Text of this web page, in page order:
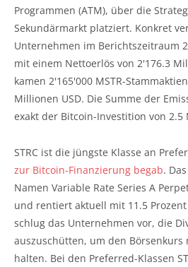
Programmen (ATM), über die
Sekundärmarkt platziert. Konkret
Unternehmen im Berichtszeitraum
mit einem Nettoerlös von 2'176.3
kamen 2'165'000 MSTR-
Millionen USD. Die Summe der
exakt der Bitcoin-Investition von 2.5
STRC ist die jüngste Klasse an
zur Bitcoin-Finanzierung begab.
Namen Variable Rate Series A
und rentiert aktuell mit 11.5
schlug das Unternehmen vor, die
auszuschütten, um den
halten. Bei den Preferred-Klassen